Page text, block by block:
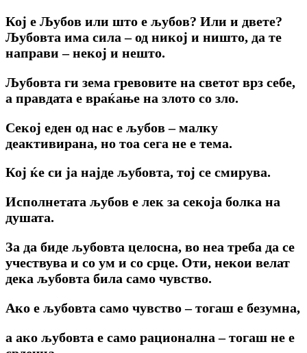
Кој е Љубов или што e љубов? Или и двете?
Љубовта има сила – од никој и ништо, да те
направи – некој и нешто.
Љубовта ги зема гревовите на светот врз себе,
a правдата е враќање на злото co зло.
Секој еден од нас e љубов – малку
деактивирана, но тоа сега не e тема.
Кој ќе си ја најде љубовта, тој се смирува.
Исполнетата љубов e лек за секоја болка на
душата.
За да биде љубовта целосна, во неа треба да се
учествува и co ум и co срце. Оти, некои велат
дека љубовта била само чувство.
Ако е љубовта само чувство – тогаш e безумна,
a ако љубовта e само рационална – тогаш не e